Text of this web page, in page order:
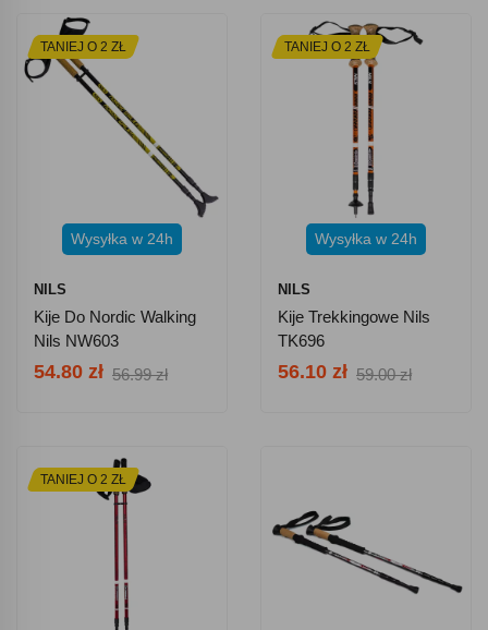
TANIEJ O 2 ZŁ
Wysyłka w 24h
NILS
Kije Do Nordic Walking
Nils NW603
54.80 zł 56.99 zł
TANIEJ O 2 ZŁ
Wysyłka w 24h
NILS
Kije Trekkingowe Nils
TK696
56.10 zł 59.00 zł
TANIEJ O 2 ZŁ